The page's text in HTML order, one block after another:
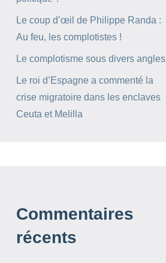
Le coup d’œil de Philippe Randa :
Au feu, les complotistes !
Le complotisme sous divers angles
Le roi d’Espagne a commenté la
crise migratoire dans les enclaves
Ceuta et Melilla
Commentaires
récents